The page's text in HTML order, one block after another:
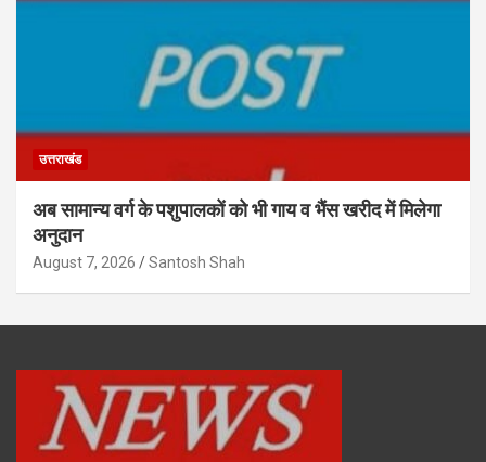
उत्तराखंड
अब सामान्य वर्ग के पशुपालकों को भी गाय व भैंस खरीद में मिलेगा
अनुदान
August 7, 2026 Santosh Shah